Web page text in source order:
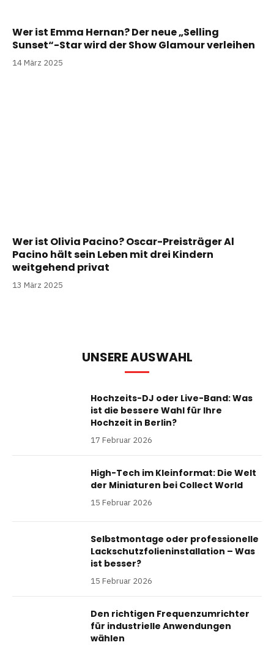
Wer ist Emma Hernan? Der neue „Selling
Sunset“-Star wird der Show Glamour verleihen
14 März 2025
Wer ist Olivia Pacino? Oscar-Preisträger Al
Pacino hält sein Leben mit drei Kindern
weitgehend privat
13 März 2025
UNSERE AUSWAHL
Hochzeits-DJ oder Live-Band: Was
ist die bessere Wahl für Ihre
Hochzeit in Berlin?
17 Februar 2026
High-Tech im Kleinformat: Die Welt
der Miniaturen bei Collect World
15 Februar 2026
Selbstmontage oder professionelle
Lackschutzfolieninstallation – Was
ist besser?
15 Februar 2026
Den richtigen Frequenzumrichter
für industrielle Anwendungen
wählen